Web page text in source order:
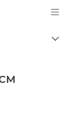
Canon Logo, back